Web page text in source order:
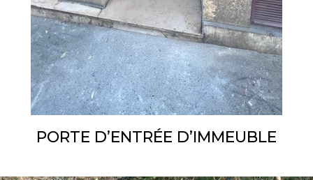
PORTE D’ENTRÉE D’IMMEUBLE